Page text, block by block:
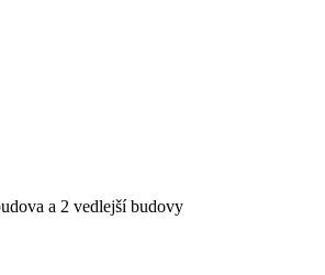
a 2 vedlejší budovy